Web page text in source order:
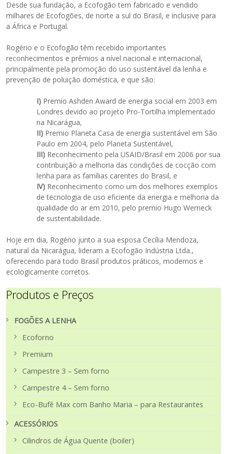
Desde sua fundação, a Ecofogão tem fabricado e vendido
milhares de Ecofogões, de norte a sul do Brasil, e inclusive para
a África e Portugal.
Rogério e o Ecofogão têm recebido importantes
reconhecimentos e prêmios a nível nacional e internacional,
principalmente pela promoção do uso sustentável da lenha e
prevenção de poluição doméstica, e que são:
I) Premio Ashden Award de energia social em 2003 em
Londres devido ao projeto Pro-Tortilha implementado
na Nicarágua,
II) Premio Planeta Casa de energia sustentável em São
Paulo em 2004, pelo Planeta Sustentável,
III) Reconhecimento pela USAID/Brasil em 2006 por sua
contribuição a melhoria das condições de cocção com
lenha para as famílias carentes do Brasil, e
IV) Reconhecimento como um dos melhores exemplos
de tecnologia de uso eficiente da energia e melhoria da
qualidade do ar em 2010, pelo premio Hugo Werneck
de sustentabilidade.
Hoje em dia, Rogério junto a sua esposa Cecília Mendoza,
natural da Nicarágua, lideram a Ecofogão Indústria Ltda.,
oferecendo para todo Brasil produtos práticos, modernos e
ecologicamente corretos.
Produtos e Preços
FOGÕES A LENHA
Ecoforno
Premium
Campestre 3 – Sem forno
Campestre 4 – Sem forno
Eco-Bufê Max com Banho Maria – para Restaurantes
ACESSÓRIOS
Cilindros de Água Quente (boiler)